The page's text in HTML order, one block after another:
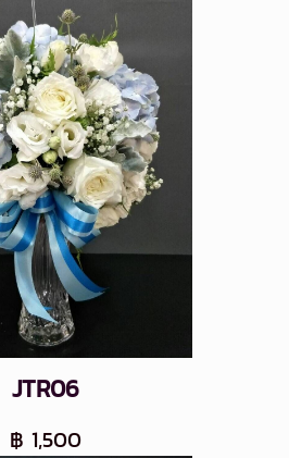
JTR06
฿ 1,500